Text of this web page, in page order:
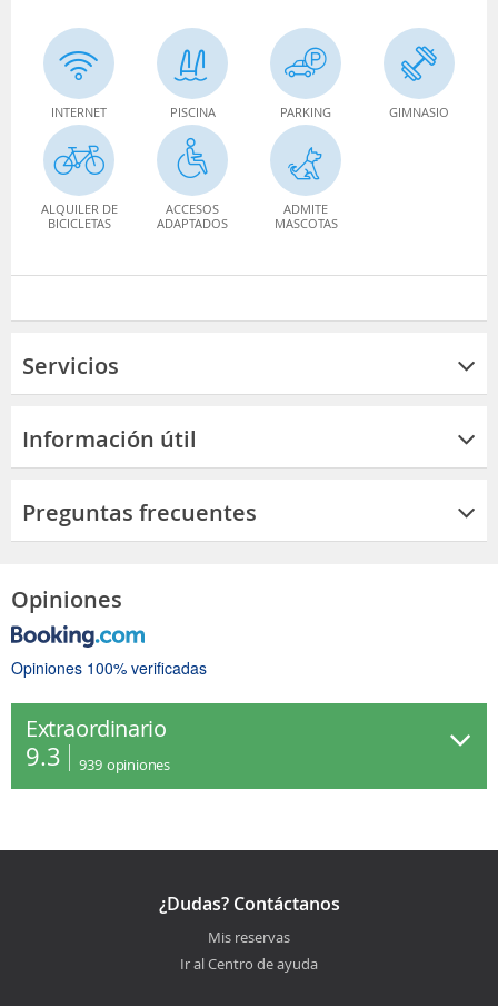
INTERNET PISCINA PARKING GIMNASIO
ALQUILER DE
BICICLETAS
ACCESOS
ADAPTADOS
ADMITE
MASCOTAS
Servicios
Información útil
Preguntas frecuentes
Opiniones
Opiniones 100% verificadas
Extraordinario
9.3 939 opiniones
¿Dudas? Contáctanos
Mis reservas
Ir al Centro de ayuda